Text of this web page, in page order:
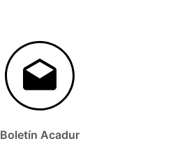
Boletín Acadur